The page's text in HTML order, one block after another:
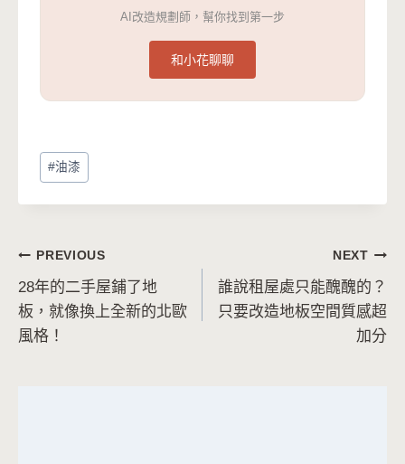
AI改造規劃師，幫你找到第一步
和小花聊聊
Post
Tags:
#油漆
文
章
導
PREVIOUS
28年的二手屋鋪了地
板，就像換上全新的北歐
風格！
NEXT
誰說租屋處只能醜醜的？
只要改造地板空間質感超
加分